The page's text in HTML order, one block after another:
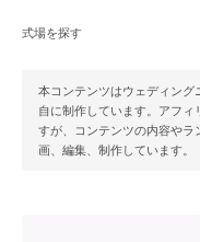
式場を探す
本コンテンツはウェディン
自に制作しています。アフ
すが、コンテンツの内容や
画、編集、制作しています。